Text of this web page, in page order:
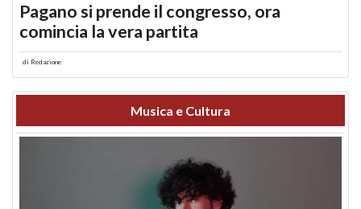
Pagano si prende il congresso, ora
comincia la vera partita
di Redazione
Musica e Cultura